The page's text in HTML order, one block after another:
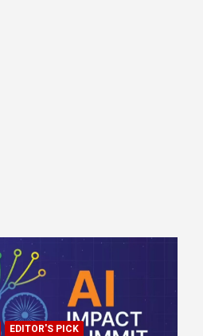
EDITOR'S PICK